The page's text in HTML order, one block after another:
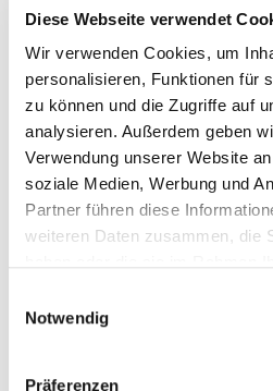
Diese Webseite verwendet
Wir verwenden Cookies, um
personalisieren, Funktionen für
zu können und die Zugriffe auf
analysieren. Außerdem geben
Verwendung unserer Website
soziale Medien, Werbung und
Partner führen diese
weiteren Daten zusammen, die
Cookies, wenn Sie unsere
Notwendig
Präferenzen
ART. C6320
JAKO Polo Organic Herren,
Durch die Verwendung von
unserem Polo Organic, ist es
leicht und atmungsaktiv. Im Polo
Knopfleiste. Wir verwenden
hitzebeständige Knöpfe. Die
Berufskleidung. Die hochwertigen